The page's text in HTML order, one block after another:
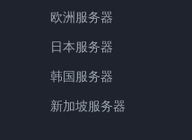
欧洲服务器
日本服务器
韩国服务器
新加坡服务器